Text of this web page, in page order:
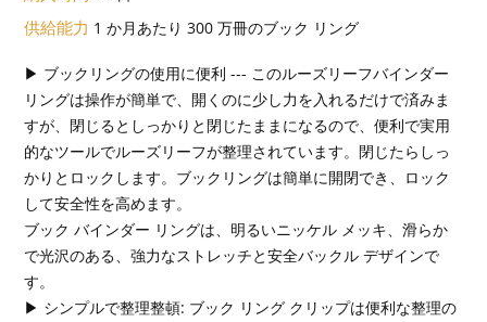
供給能力 1 か月あたり 300 万冊のブック リング
▶ ブックリングの使用に便利 --- このルーズリーフバインダー
リングは操作が簡単で、開くのに少し力を入れるだけで済みま
すが、閉じるとしっかりと閉じたままになるので、便利で実用
的なツールでルーズリーフが整理されています。閉じたらしっ
かりとロックします。ブックリングは簡単に開閉でき、ロック
して安全性を高めます。
ブック バインダー リングは、明るいニッケル メッキ、滑らか
で光沢のある、強力なストレッチと安全バックル デザインで
す。
▶ シンプルで整理整頓: ブック リング クリップは便利な整理の